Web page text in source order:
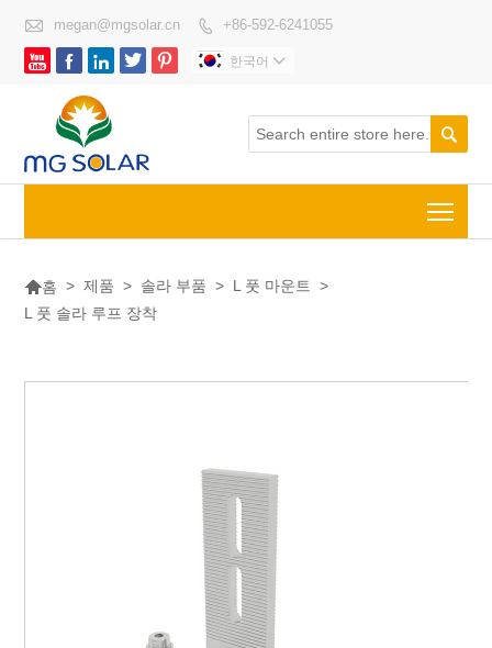
 megan@mgsolar.cn  +86-592-6241055
     한국어 

홈 > 제품 > 솔라 부품 > L 풋 마운트
>
L 풋 솔라 루프 장착